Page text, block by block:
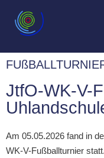
JtfO-WK-V-
Am 05.05.2026 fand in
WK-V-Fußballturnier